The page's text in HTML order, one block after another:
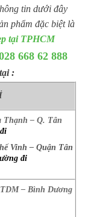
tin dưới đây
phẩm đặc biệt là
tại TPHCM
668 62 888
:
Thạnh – Q. Tân
Vinh – Quận Tân
đi
– Bình Dương